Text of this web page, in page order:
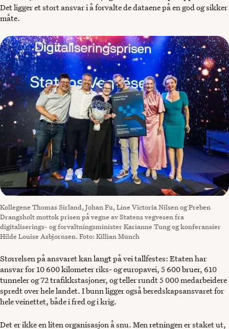
Det ligger et stort ansvar i å forvalte de dataene på en god og sikker
måte.
Kollegene Thomas Sirland, Johan Fu, Line Victoria Nilsen og Preben
Drangsholt mottok prisen på vegne av Statens vegvesen fra
digitaliserings- og forvaltningsminister Karianne Tung og konferansier
Hilde Louise Asbjørnsen. Foto: Killian Munch
Størrelsen på ansvaret kan langt på vei tallfestes: Etaten har
ansvar for 10 600 kilometer riks- og europavei, 5 600 bruer, 610
tunneler og 72 trafikkstasjoner, og teller rundt 5 000 medarbeidere
spredt over hele landet. I bunn ligger også beredskapsansvaret for
hele veinettet, både i fred og i krig.
Det er ikke en liten organisasjon å snu. Men retningen er staket ut,